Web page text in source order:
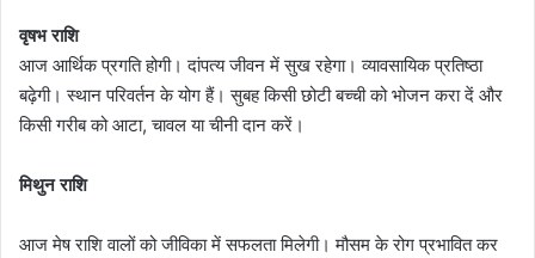
वृषभ राशि
आज आर्थिक प्रगति होगी। दांपत्य जीवन में सुख रहेगा। व्यावसायिक प्रतिष्ठा
बढ़ेगी। स्थान परिवर्तन के योग हैं। सुबह किसी छोटी बच्ची को भोजन करा दें और
किसी गरीब को आटा, चावल या चीनी दान करें।
मिथुन राशि
आज मेष राशि वालों को जीविका में सफलता मिलेगी। मौसम के रोग प्रभावित कर